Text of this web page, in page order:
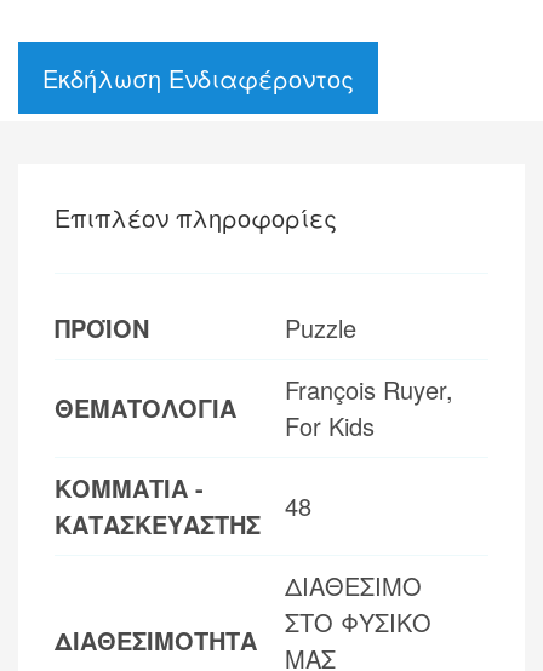
Εκδήλωση Ενδιαφέροντος
Επιπλέον πληροφορίες
ΠΡΟΪΟΝ Puzzle
ΘΕΜΑΤΟΛΟΓΙΑ
François Ruyer,
For Kids
ΚΟΜΜΑΤΙΑ -
ΚΑΤΑΣΚΕΥΑΣΤΗΣ
48
ΔΙΑΘΕΣΙΜΟΤΗΤΑ
ΔΙΑΘΕΣΙΜΟ
ΣΤΟ ΦΥΣΙΚΟ
ΜΑΣ